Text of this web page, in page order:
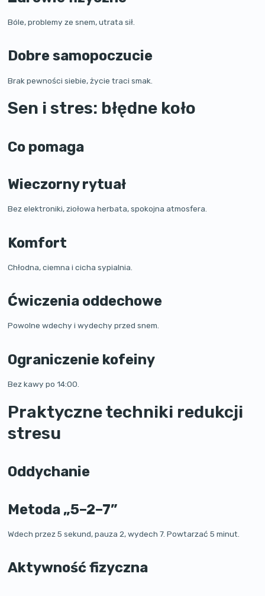
Bóle, problemy ze snem, utrata sił.
Dobre samopoczucie
Brak pewności siebie, życie traci smak.
Sen i stres: błędne koło
Co pomaga
Wieczorny rytuał
Bez elektroniki, ziołowa herbata, spokojna atmosfera.
Komfort
Chłodna, ciemna i cicha sypialnia.
Ćwiczenia oddechowe
Powolne wdechy i wydechy przed snem.
Ograniczenie kofeiny
Bez kawy po 14:00.
Praktyczne techniki redukcji
stresu
Oddychanie
Metoda „5–2–7”
Wdech przez 5 sekund, pauza 2, wydech 7. Powtarzać 5 minut.
Aktywność fizyczna